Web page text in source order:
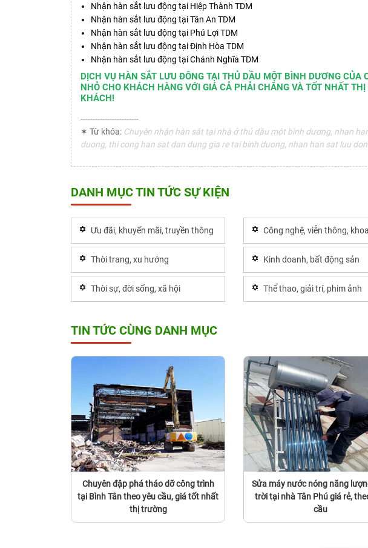
Nhận hàn sắt lưu động tại Hiệp Thành TDM
Nhận hàn sắt lưu động tại Tân An TDM
Nhận hàn sắt lưu động tại Phú Lợi TDM
Nhận hàn sắt lưu động tại Định Hòa TDM
Nhận hàn sắt lưu động tại Chánh Nghĩa TDM
DỊCH VỤ HÀN SẮT LƯU ĐÔNG TẠI THỦ DẦU MỘT BÌNH DƯƠNG
NHỎ CHO KHÁCH HÀNG VỚI GIÁ CẢ PHẢI CHĂNG VÀ TỐT NHẤT
KHÁCH!
------------------------
✶ Từ khóa: Chuyên nhận hàn sắt tại nhà ở thủ dầu một bình dương, nhan
duong, thi cong han sat dan dung gia re tai binh duong, nhan han sat luu
DANH MỤC TIN TỨC SỰ KIỆN
Ưu đãi, khuyến mãi, truyền thông Công nghệ, viễn thông,
Thời trang, xu hướng Kinh doanh, bất động sản
Thời sự, đời sống, xã hội Thể thao, giải trí, phim ảnh
TIN TỨC CÙNG DANH MỤC
Chuyên đập phá tháo dỡ công trình
tại Bình Tân theo yêu cầu, giá tốt nhất
thị trường
Sửa máy nước nóng năng
trời tại nhà Tân Phú giá rẻ,
cầu